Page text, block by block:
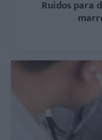
Ruidos para